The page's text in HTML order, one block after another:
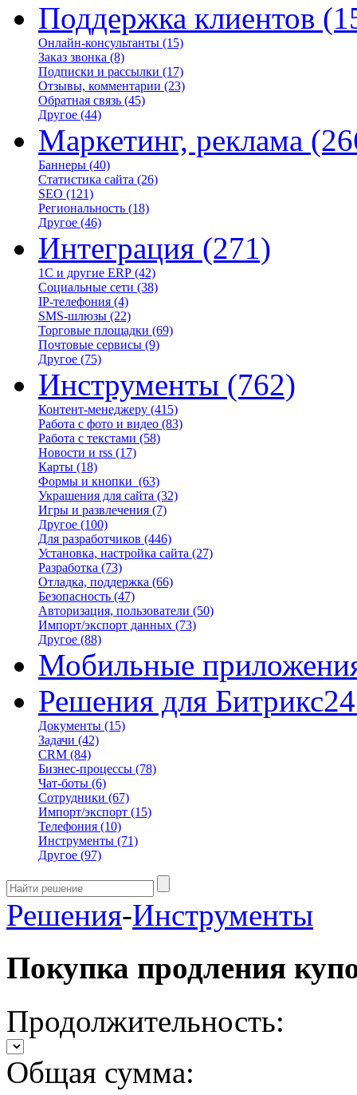
Поддержка клиентов
Онлайн-консультанты (15)
Заказ звонка (8)
Подписки и рассылки (17)
Отзывы, комментарии (23)
Обратная связь (45)
Другое (44)
Маркетинг, реклама
Баннеры (40)
Статистика сайта (26)
SEO (121)
Региональность (18)
Другое (46)
Интеграция (271)
1С и другие ERP (42)
Социальные сети (38)
IP-телефония (4)
SMS-шлюзы (22)
Торговые площадки (69)
Почтовые сервисы (9)
Другое (75)
Инструменты (762)
Контент-менеджеру (415)
Работа с фото и видео (83)
Работа с текстами (58)
Новости и rss (17)
Карты (18)
Формы и кнопки (63)
Украшения для сайта (32)
Игры и развлечения (7)
Другое (100)
Для разработчиков (446)
Установка, настройка сайта (27)
Разработка (73)
Отладка, поддержка (66)
Безопасность (47)
Авторизация, пользователи (50)
Импорт/экспорт данных (73)
Другое (88)
Мобильные
Решения для Битрикс24
Документы (15)
Задачи (42)
CRM (84)
Бизнес-процессы (78)
Чат-боты (6)
Сотрудники (67)
Импорт/экспорт (15)
Телефония (10)
Инструменты (71)
Другое (97)
Решения-Инструменты
Покупка продления
Продолжительность:
Общая сумма: